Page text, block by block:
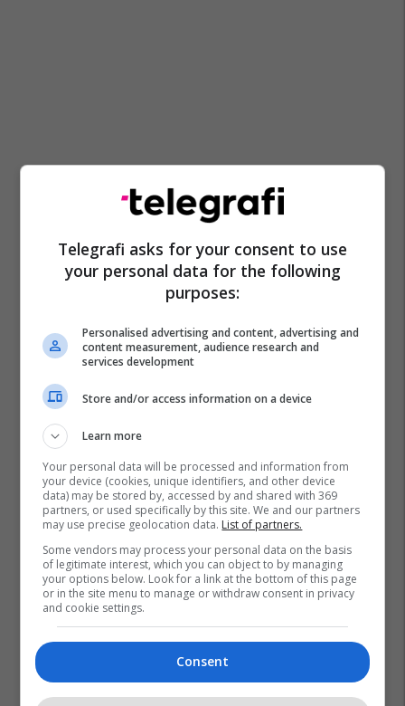
Gjirafa Egjeli Gjirafa.com
Gjirafavideo
Telegrafi asks for your consent to use
your personal data for the following
purposes:
Personalised advertising and content, advertising and
content measurement, audience research and
services development
Store and/or access information on a device
Learn more
Your personal data will be processed and information from
your device (cookies, unique identifiers, and other device
data) may be stored by, accessed by and shared with 369
partners, or used specifically by this site. We and our partners
may use precise geolocation data. List of partners.
Some vendors may process your personal data on the basis
of legitimate interest, which you can object to by managing
your options below. Look for a link at the bottom of this page
or in the site menu to manage or withdraw consent in privacy
and cookie settings.
Consent